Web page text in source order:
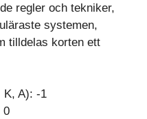
regler och tekniker,
systemen,
tilldelas korten ett
K, A): -1
0